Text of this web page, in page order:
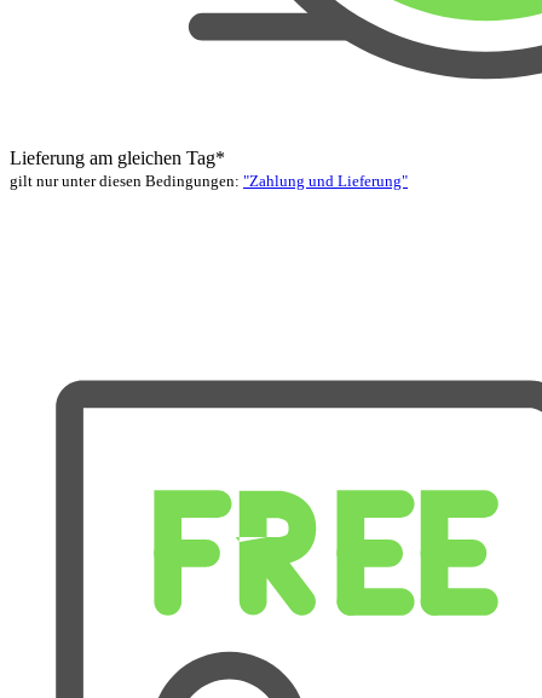
Lieferung am gleichen Tag*
gilt nur unter diesen Bedingungen: "Zahlung und Lieferung"